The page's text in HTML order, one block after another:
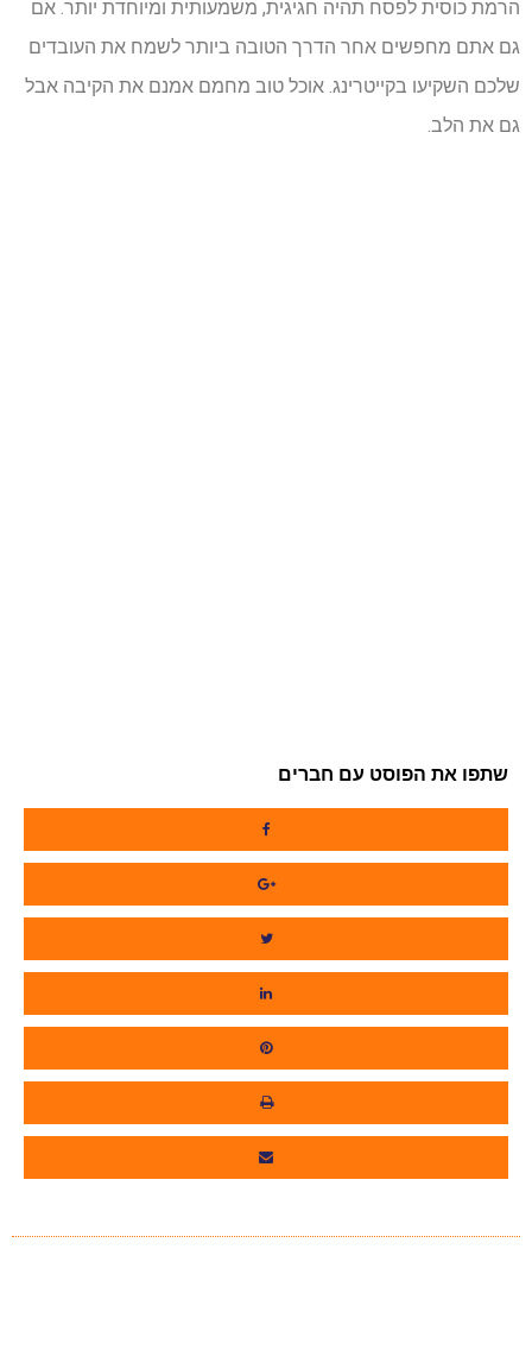
הרמת כוסית לפסח תהיה חגיגית, משמעותית ומיוחדת יותר. אם
גם אתם מחפשים אחר הדרך הטובה ביותר לשמח את העובדים
שלכם השקיעו בקייטרינג. אוכל טוב מחמם אמנם את הקיבה אבל
גם את הלב.
שתפו את הפוסט עם חברים